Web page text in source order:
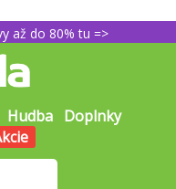
až do 80% tu =>
Hudba Doplnky